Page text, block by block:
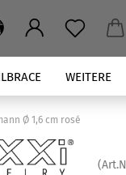
WEITERE
Ø 1,6 cm rosé